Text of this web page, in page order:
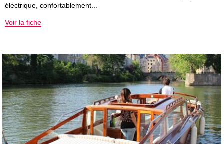
électrique, confortablement...
Voir la fiche